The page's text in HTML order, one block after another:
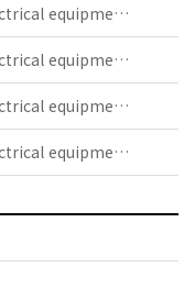
BS EN 60601-2-2:1993 - Medical electrical equipment. Particular requirements for safety. Specification for high frequency surgical equipment.
BS EN 60601-2-3:1993 - Medical electrical equipment. Particular requirements for safety. Specification for short-wave therapy equipment.
BS EN 60601-1-1:1993 - Medical electrical equipment. General requirements for safety. Collateral standard. Safety requirements for medical electrical systems.
BS EN 60601-1-2:1993 - Medical electrical equipment. General requirements for safety. Collateral standard. Electromagnetic compatibility. Requirements and tests.